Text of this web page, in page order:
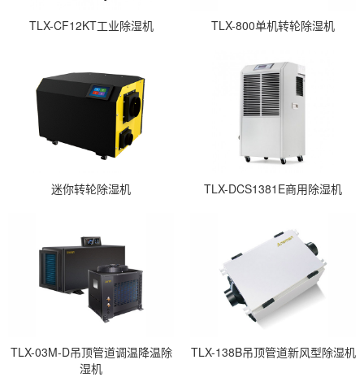
TLX-CF12KT工业除湿机 TLX-800单机转轮除湿机
迷你转轮除湿机 TLX-DCS1381E商用除湿机
TLX-03M-D吊顶管道调温降温除
湿机
TLX-138B吊顶管道新风型除湿机